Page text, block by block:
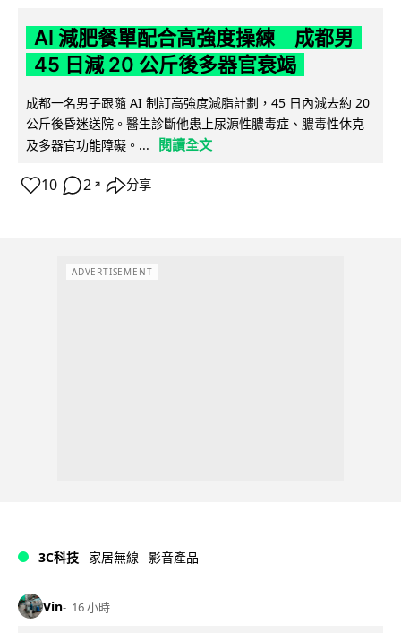
AI 減肥餐單配合高強度操練 成都男
45 日減 20 公斤後多器官衰竭
成都一名男子跟隨 AI 制訂高強度減脂計劃，45 日內減去約 20
公斤後昏迷送院。醫生診斷他患上尿源性膿毒症、膿毒性休克
及多器官功能障礙。...
閱讀全文
10 2 ↗ 分享
ADVERTISEMENT
3C科技 家居無線 影音產品
Vin 16 小時